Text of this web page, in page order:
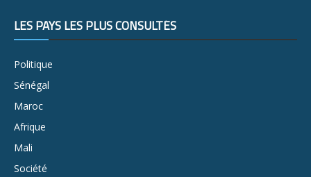
LES PAYS LES PLUS CONSULTÉS
Politique
Sénégal
Maroc
Afrique
Mali
Société